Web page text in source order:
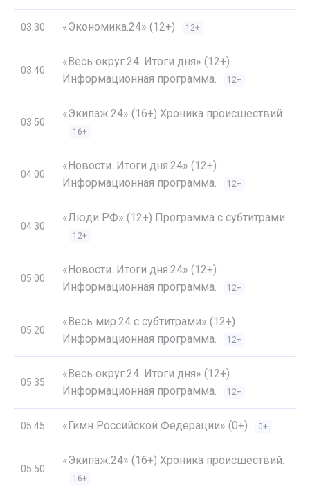
03:30 «Экономика.24» (12+) 12+
03:40
«Весь округ.24. Итоги дня» (12+)
Информационная программа.
12+
03:50
«Экипаж.24» (16+) Хроника происшествий.
16+
04:00
«Новости. Итоги дня.24» (12+)
Информационная программа.
12+
04:30
«Люди РФ» (12+) Программа с субтитрами.
12+
05:00
«Новости. Итоги дня.24» (12+)
Информационная программа.
12+
05:20
«Весь мир.24 с субтитрами» (12+)
Информационная программа.
12+
05:35
«Весь округ.24. Итоги дня» (12+)
Информационная программа.
12+
05:45 «Гимн Российской Федерации» (0+) 0+
05:50
«Экипаж.24» (16+) Хроника происшествий.
16+